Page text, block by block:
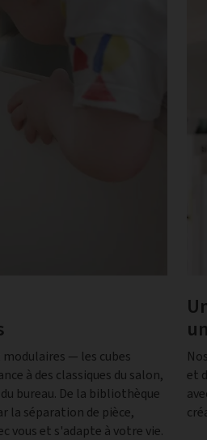
— les cubes
à des classiques du salon,
bureau. De la bibliothèque
la séparation de pièce,
vous et s'adapte à votre vie.
et